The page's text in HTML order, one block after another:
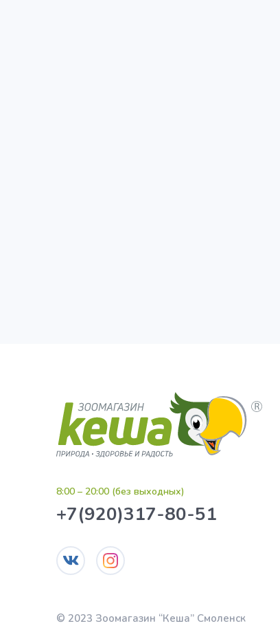
8:00 – 20:00 (без выходных)
+7(920)317-80-51
© 2023 Зоомагазин “Кеша” Смоленск